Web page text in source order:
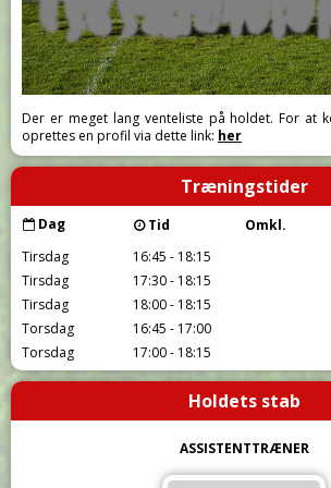
Der er meget lang venteliste på holdet. For at
oprettes en profil via dette link: her
Træningstider
Dag Tid Omkl.
Tirsdag
16:45 - 18:15
Tirsdag
17:30 - 18:15
Tirsdag
18:00 - 18:15
Torsdag
16:45 - 17:00
Torsdag
17:00 - 18:15
Holdets stab
ASSISTENTTRÆNER